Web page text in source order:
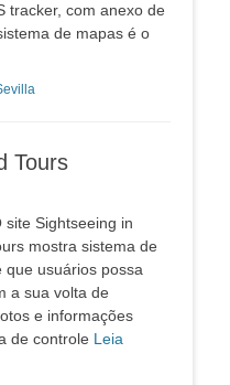
tracker, com anexo de
de mapas é o
Tours
site Sightseeing in
mostra sistema de
que usuários possa
a sua volta de
e informações
de controle Leia